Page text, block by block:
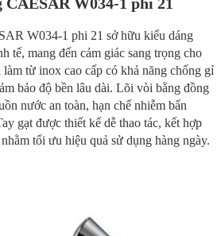
W034-1 phi 21 sở hữu kiểu dáng
tế, mang đến cảm giác sang trọng cho
từ inox cao cấp có khả năng chống gỉ
bảo độ bền lâu dài. Lõi vòi bằng đồng
nước an toàn, hạn chế nhiễm bẩn
gạt được thiết kế dễ thao tác, kết hợp
tối ưu hiệu quả sử dụng hàng ngày.